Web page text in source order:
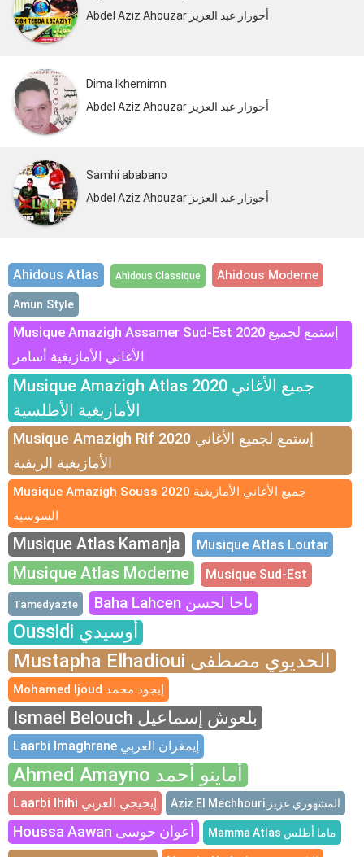
Abdel Aziz Ahouzar أحوزار عبد العزيز
Dima Ikhemimn
Abdel Aziz Ahouzar أحوزار عبد العزيز
Samhi ababano
Abdel Aziz Ahouzar أحوزار عبد العزيز
Ahidous Atlas Ahidous Classique Ahidous Moderne
Amun Style
Musique Amazigh Assamer Sud-Est 2020 إستمع لجميع
الأغاني الأمازيغية أسامر
Musique Amazigh Atlas 2020 جميع الأغاني
الأمازيغية الأطلسية
Musique Amazigh Rif 2020 إستمع لجميع الأغاني
الأمازيغية الريفية
Musique Amazigh Souss 2020 جميع الأغاني الأمازيغية
السوسية
Musique Atlas Kamanja Musique Atlas Loutar
Musique Atlas Moderne Musique Sud-Est
Tamedyazte Baha Lahcen باحا لحسن
Oussidi أوسيدي
Mustapha Elhadioui الحديوي مصطفى
Mohamed Ijoud إيجود محمد
Ismael Belouch بلعوش إسماعيل
Laarbi Imaghrane إيمغران العربي
Ahmed Amayno أماينو أحمد
Laarbi Ihihi إيحيحي العربي Aziz El Mechhouri المشهوري عزيز
Houssa Aawan أعوان حوسى Mamma Atlas ماما أطلس